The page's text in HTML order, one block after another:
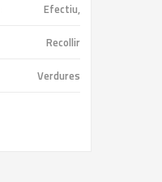
Efectiu,
Recollir
Verdures